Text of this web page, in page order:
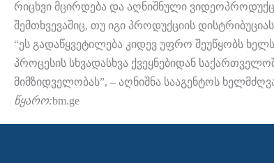
რიცხვი მცირდება და აღნიშნული
შემთხვევაშიც, თუ იგი პროდუქციის
“ეს გადაწყვეტილება კიდევ უფრო შეუწყობს
პროცესის სხვადასხვა ქვეყნებიდან
მიმზიდველობას”, – აღნიშნა სააგენტოს
წყარო:bm.ge